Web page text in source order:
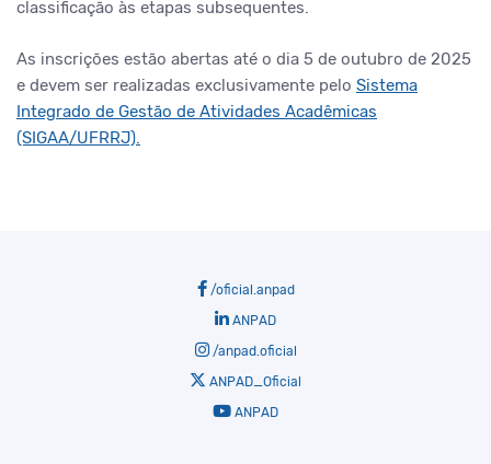
classificação às etapas subsequentes.
As inscrições estão abertas até o dia 5 de outubro de 2025
e devem ser realizadas exclusivamente pelo Sistema
Integrado de Gestão de Atividades Acadêmicas
(SIGAA/UFRRJ).
/oficial.anpad
ANPAD
/anpad.oficial
ANPAD_Oficial
ANPAD